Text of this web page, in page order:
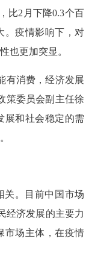
比2月下降0.3个百
。疫情影响下，对
也更加突显。
有消费，经济发展
策委员会副主任徐
展和社会稳定的需
关。目前中国市场
经济发展的主要力
市场主体，在疫情